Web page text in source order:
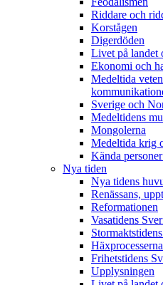
Riddare och
Korstågen
Digerdöden
Livet på landet
Ekonomi och
Medeltida
Sverige och
Medeltidens
Mongolerna
Medeltida krig
Kända
Nya tiden
Nya tidens
Renässans,
Reformationen
Vasatidens
Häxprocesserna
Frihetstidens
Upplysningen